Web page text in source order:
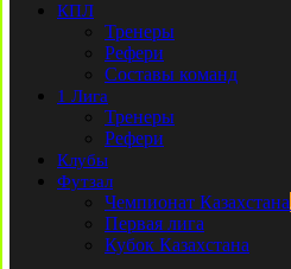
КПЛ
Тренеры
Рефери
Составы команд
1 Лига
Тренеры
Рефери
Клубы
Футзал
Чемпионат Казахстана
Первая лига
Кубок Казахстана